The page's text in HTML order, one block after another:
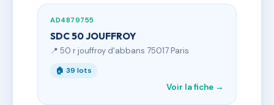
AD4879755
SDC 50 JOUFFROY
📍 50 r jouffroy d'abbans 75017 Paris
🏠 39 lots
Voir la fiche →